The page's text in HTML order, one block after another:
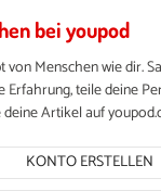
bei youpod
von Menschen wie dir.
Erfahrung, teile deine
Artikel auf
KONTO ERSTELLEN